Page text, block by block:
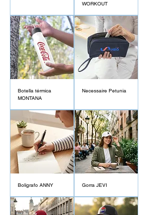
WORKOUT
Botella térmica
MONTANA
Necessaire Petunia
Boligrafo ANNY Gorra JEVI